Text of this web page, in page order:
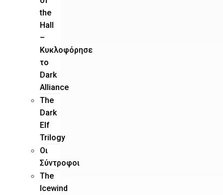
the
Hall
–
Κυκλοφόρησε
το
Dark
Alliance
The
Dark
Elf
Trilogy
Οι
Σύντροφοι
The
Icewind